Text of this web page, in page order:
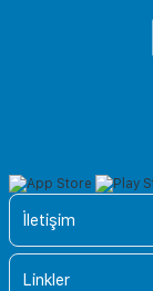
İletişim
Linkler